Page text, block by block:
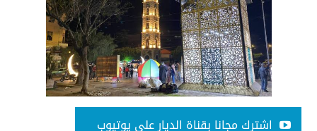
اشترك مجانا بقناة الديار على يوتيوب